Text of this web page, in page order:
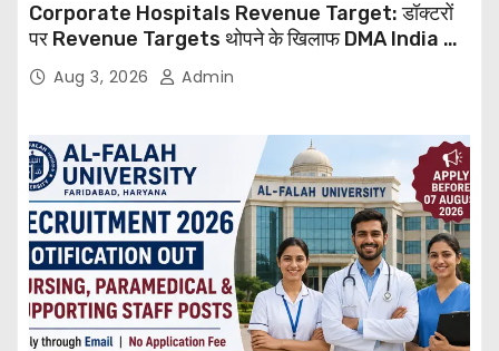
Corporate Hospitals Revenue Target: डॉक्टरों
पर Revenue Targets थोपने के खिलाफ DMA India का
बड़ा कदम, NHRC से Suo Motu जांच की मांग
Aug 3, 2026 Admin